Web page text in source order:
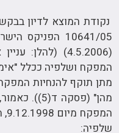
נקודת המוצא לדיון
10641/05
(4.5.2006)
המפקח ושלפיה ככלל
מתן תוקף להנחיות
מהן" (פסקה
שלפיה: